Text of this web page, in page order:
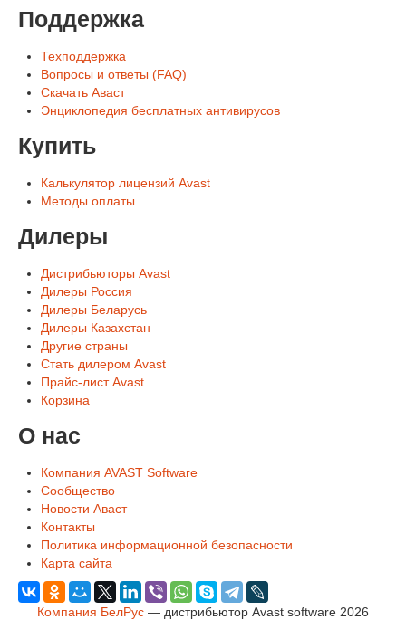
Поддержка
Техподдержка
Вопросы и ответы (FAQ)
Скачать Аваст
Энциклопедия бесплатных антивирусов
Купить
Калькулятор лицензий Avast
Методы оплаты
Дилеры
Дистрибьюторы Avast
Дилеры Россия
Дилеры Беларусь
Дилеры Казахстан
Другие страны
Стать дилером Avast
Прайс-лист Avast
Корзина
О нас
Компания AVAST Software
Сообщество
Новости Аваст
Контакты
Политика информационной безопасности
Карта сайта
Компания БелРус — дистрибьютор Avast software 2026